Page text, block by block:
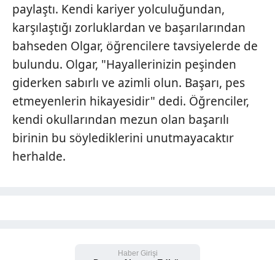
paylaştı. Kendi kariyer yolculuğundan,
karşılaştığı zorluklardan ve başarılarından
bahseden Olgar, öğrencilere tavsiyelerde de
bulundu. Olgar, "Hayallerinizin peşinden
giderken sabırlı ve azimli olun. Başarı, pes
etmeyenlerin hikayesidir" dedi. Öğrenciler,
kendi okullarından mezun olan başarılı
birinin bu söylediklerini unutmayacaktır
herhalde.
Haber Girişi